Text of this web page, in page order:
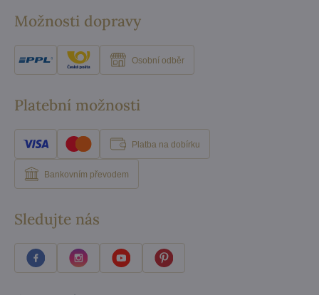
Možnosti dopravy
Osobní odběr
Platební možnosti
Platba na dobírku
Bankovním převodem
Sledujte nás